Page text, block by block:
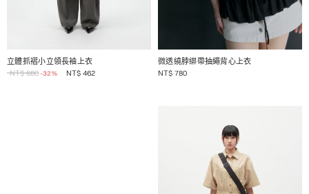
立體抓褶小立領長袖上衣
NT$ 680-32% NT$ 462
微透繞脖綁帶抽繩背心上衣
NT$ 780